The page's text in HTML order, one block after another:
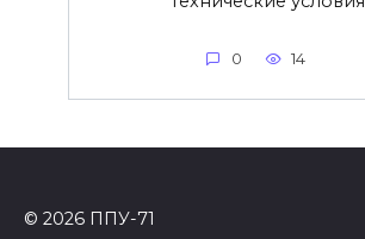
0 14
© 2026 ППУ-71